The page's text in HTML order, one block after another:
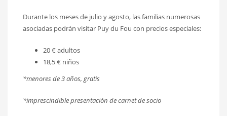
Durante los meses de julio y agosto, las familias numerosas
asociadas podrán visitar Puy du Fou con precios especiales:
20 € adultos
18,5 € niños
*menores de 3 años, gratis
*imprescindible presentación de carnet de socio